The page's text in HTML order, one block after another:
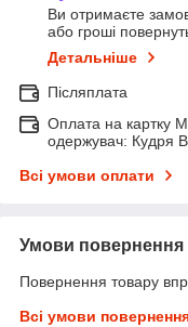
Ви отримаєте
або гроші
Детальніше
Післяплата
Оплата на картку
одержувач: Кудря
Всі умови оплати
Умови повернення
Повернення товару
Всі умови